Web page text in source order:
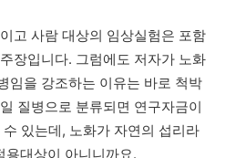
고 사람 대상의 임상실험은 포함
주장입니다. 그럼에도 저자가 노화
임을 강조하는 이유는 바로 척박
질병으로 분류되면 연구자금이
수 있는데, 노화가 자연의 섭리라
용대상이 아니니까요.